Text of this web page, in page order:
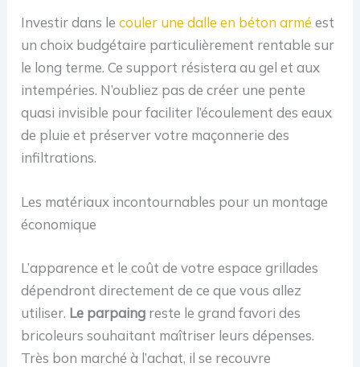
Investir dans lecouler une dalle en béton armé est
un choix budgétaire particulièrement rentable sur
le long terme. Ce support résistera au gel et aux
intempéries. N’oubliez pas de créer une pente
quasi invisible pour faciliter l’écoulement des eaux
de pluie et préserver votre maçonnerie des
infiltrations.
Les matériaux incontournables pour un montage
économique
L’apparence et le coût de votre espace grillades
dépendront directement de ce que vous allez
utiliser. Le parpaing reste le grand favori des
bricoleurs souhaitant maîtriser leurs dépenses.
Très bon marché à l’achat, il se recouvre